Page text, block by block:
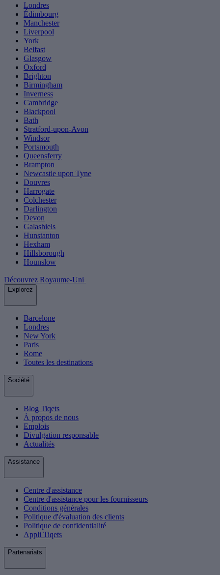
Londres
Édimbourg
Manchester
Liverpool
York
Belfast
Glasgow
Oxford
Brighton
Birmingham
Inverness
Cambridge
Blackpool
Bath
Stratford-upon-Avon
Windsor
Portsmouth
Queensferry
Brampton
Newcastle upon Tyne
Douvres
Harrogate
Colchester
Darlington
Devon
Galashiels
Hunstanton
Hexham
Hillsborough
Hounslow
Découvrez Royaume-Uni
Explorez
Barcelone
Londres
New York
Paris
Rome
Toutes les destinations
Société
Blog Tiqets
À propos de nous
Emplois
Divulgation responsable
Actualités
Assistance
Centre d'assistance
Centre d'assistance pour les fournisseurs
Conditions générales
Politique d'évaluation des clients
Politique de confidentialité
Appli Tiqets
Partenariats